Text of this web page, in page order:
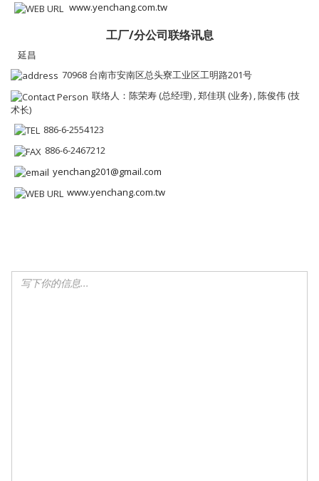
www.yenchang.com.tw
工厂/分公司联络讯息
延昌
70968 台南市安南区总头寮工业区工明路201号
联络人：陈荣寿 (总经理) , 郑佳琪 (业务) , 陈俊伟 (技
术长)
886-6-2554123
886-6-2467212
yenchang201@gmail.com
www.yenchang.com.tw